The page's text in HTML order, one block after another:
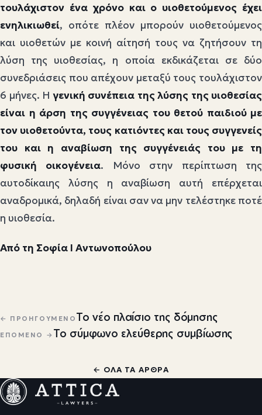
τουλάχιστον ένα χρόνο και ο υιοθετούμενος έχει
ενηλικιωθεί, οπότε πλέον μπορούν υιοθετούμενος
και υιοθετών με κοινή αίτησή τους να ζητήσουν τη
λύση της υιοθεσίας, η οποία εκδικάζεται σε δύο
συνεδριάσεις που απέχουν μεταξύ τους τουλάχιστον
6 μήνες. Η γενική συνέπεια της λύσης της υιοθεσίας
είναι η άρση της συγγένειας του θετού παιδιού με
τον υιοθετούντα, τους κατιόντες και τους συγγενείς
του και η αναβίωση της συγγένειάς του με τη
φυσική οικογένεια. Μόνο στην περίπτωση της
αυτοδίκαιης λύσης η αναβίωση αυτή επέρχεται
αναδρομικά, δηλαδή είναι σαν να μην τελέστηκε ποτέ
η υιοθεσία.
Από τη Σοφία Ι Αντωνοπούλου
Πλοήγηση άρθρων
← ΠΡΟΗΓΟΎΜΕΝΟ Το νέο πλαίσιο της δόμησης
ΕΠΌΜΕΝΟ → Το σύμφωνο ελεύθερης συμβίωσης
← ΌΛΑ ΤΑ ΆΡΘΡΑ